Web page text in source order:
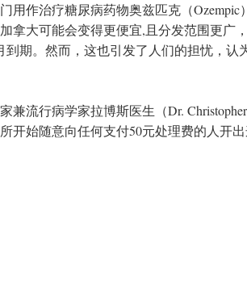
门用作治疗糖尿病药物奥兹匹克（
拿大可能会变得更便宜,且分发范围更广
到期。然而，这也引发了人们的担忧，认
兼流行病学家拉博斯医生（Dr.
开始随意向任何支付50元处理费的人开